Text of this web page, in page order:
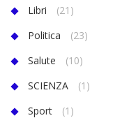
Libri
(21)
Politica
(23)
Salute
(10)
SCIENZA
(1)
Sport
(1)